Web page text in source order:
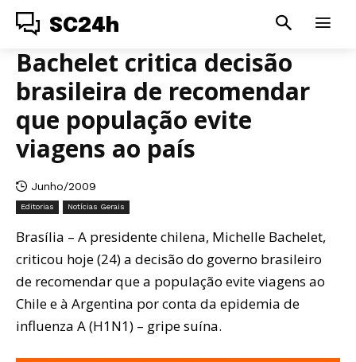
SC24h
Bachelet critica decisão
brasileira de recomendar
que população evite
viagens ao país
Junho/2009
Editorias Notícias Gerais
Brasília – A presidente chilena, Michelle Bachelet,
criticou hoje (24) a decisão do governo brasileiro
de recomendar que a população evite viagens ao
Chile e à Argentina por conta da epidemia de
influenza A (H1N1) – gripe suína.